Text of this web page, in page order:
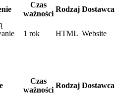
Czas
ważności
Rodzaj Dostawca
1 rok HTML Website
Czas
ważności
Rodzaj Dostawca